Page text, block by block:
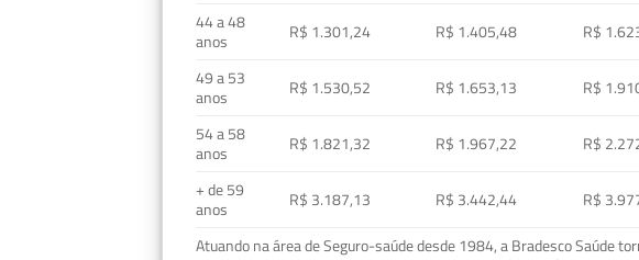
44 a 48
anos
R$ 1.301,24 R$ 1.405,48 R$
49 a 53
anos
R$ 1.530,52 R$ 1.653,13 R$
54 a 58
anos
R$ 1.821,32 R$ 1.967,22 R$
+ de 59
anos
R$ 3.187,13 R$ 3.442,44 R$
Atuando na área de Seguro-saúde desde 1984, a Bradesco Saúde